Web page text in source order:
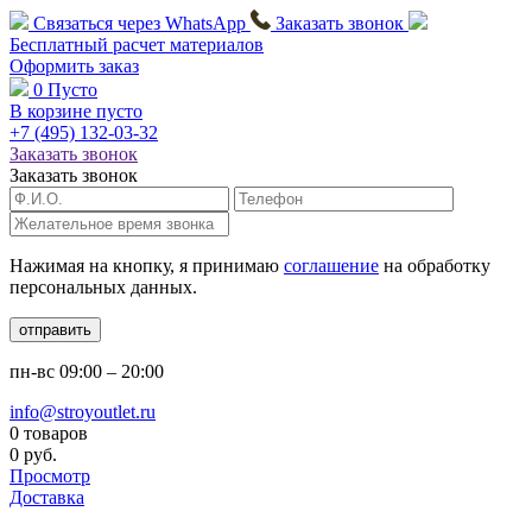
Связаться через WhatsApp
Заказать звонок
Бесплатный расчет материалов
Оформить заказ
0 Пусто
В корзине пусто
+7 (495) 132-03-32
Заказать звонок
Заказать звонок
Нажимая на кнопку, я принимаю соглашение на обработку
персональных данных.
отправить
пн-вс 09:00 – 20:00
info@stroyoutlet.ru
0 товаров
0 руб.
Просмотр
Доставка